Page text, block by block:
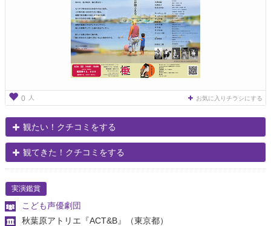
0 人 お気に入りチラシにする
観たい！クチコミをする
観てきた！クチコミをする
実演鑑賞
こども声優劇団
秋葉原アトリエ『ACT&B』
（東京都）